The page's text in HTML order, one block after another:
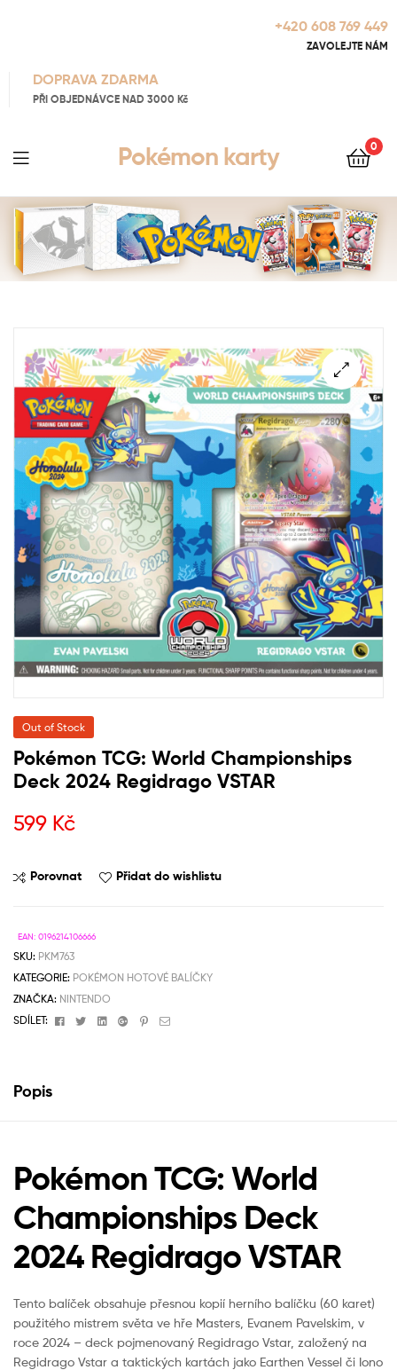
+420 608 769 449
ZAVOLEJTE NÁM
DOPRAVA ZDARMA
PŘI OBJEDNÁVCE NAD 3000 Kč
Pokémon karty 0
Out of Stock
Pokémon TCG: World Championships
Deck 2024 Regidrago VSTAR
599 Kč
Porovnat Přidat do wishlistu
EAN: 0196214106666
SKU: PKM763
KATEGORIE: POKÉMON HOTOVÉ BALÍČKY
ZNAČKA: NINTENDO
SDÍLET:
FacebookTwitterLinkedinGoogle+Pinterest
Email
Popis
Pokémon TCG: World
Championships Deck
2024 Regidrago VSTAR
Tento balíček obsahuje přesnou kopií herního balíčku (60 karet)
použitého mistrem světa ve hře Masters, Evanem Pavelskim, v
roce 2024 – deck pojmenovaný Regidrago Vstar, založený na
Regidrago Vstar a taktických kartách jako Earthen Vessel či Iono